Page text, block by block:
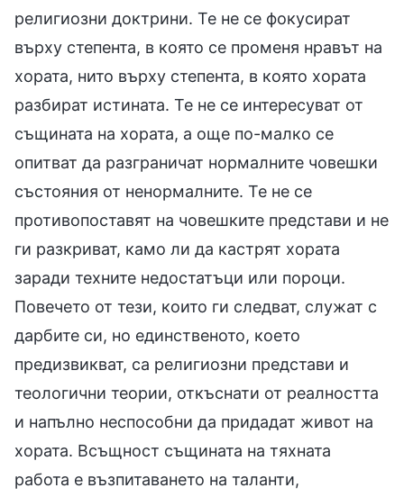
религиозни доктрини. Те не се фокусират
върху степента, в която се променя нравът на
хората, нито върху степента, в която хората
разбират истината. Те не се интересуват от
същината на хората, а още по-малко се
опитват да разграничат нормалните човешки
състояния от ненормалните. Те не се
противопоставят на човешките представи и не
ги разкриват, камо ли да кастрят хората
заради техните недостатъци или пороци.
Повечето от тези, които ги следват, служат с
дарбите си, но единственото, което
предизвикват, са религиозни представи и
теологични теории, откъснати от реалността
и напълно неспособни да придадат живот на
хората. Всъщност същината на тяхната
работа е възпитаването на таланти,